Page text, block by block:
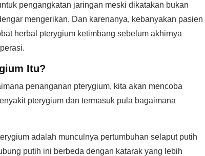
pengangkatan jaringan meski dikatakan bukan
mengerikan. Dan karenanya, kebanyakan pasien
herbal pterygium ketimbang sebelum akhirnya
Itu?
penanganan pterygium, kita akan mencoba
pterygium dan termasuk pula bagaimana
adalah munculnya pertumbuhan selaput putih
putih ini berbeda dengan katarak yang lebih